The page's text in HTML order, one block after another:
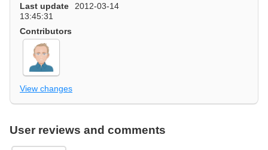
Last update
2012-03-14
13:45:31
Contributors
View changes
User reviews and comments